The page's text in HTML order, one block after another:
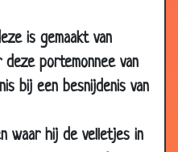
is gemaakt van
portemonnee van
bij een besnijdenis van
waar hij de velletjes in